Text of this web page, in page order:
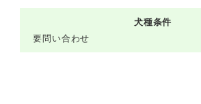
犬種条件
要問い合わせ